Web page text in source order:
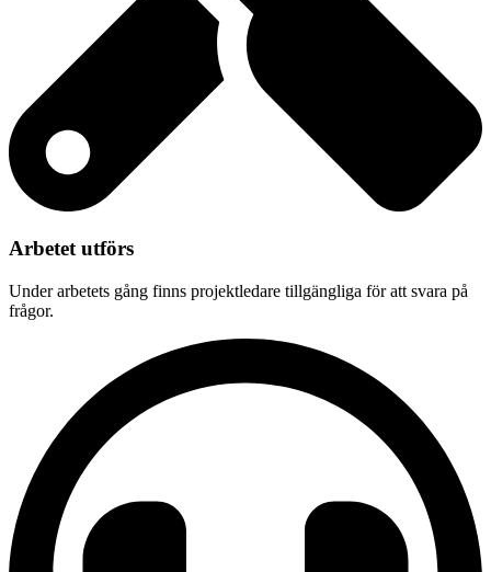
Arbetet utförs
Under arbetets gång finns projektledare tillgängliga för att svara på
frågor.